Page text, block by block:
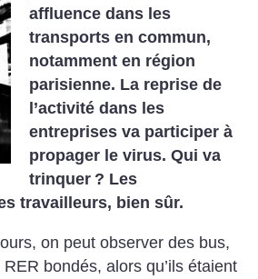
affluence dans les
transports en commun,
notamment en région
parisienne. La reprise de
l’activité dans les
entreprises va participer à
propager le virus. Qui va
trinquer ? Les
travailleurs, bien sûr.
on peut observer des bus,
bondés, alors qu’ils étaient